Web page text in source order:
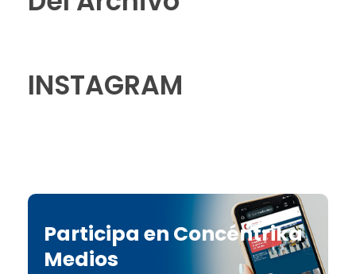
INSTAGRAM
Participa en Concéntrika
Medios